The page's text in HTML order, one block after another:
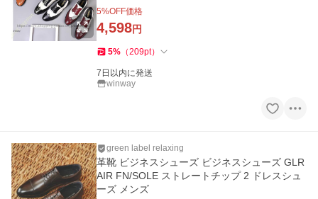
5%OFF価格
4,598円
5% （209pt）
7日以内に発送
winway
green label relaxing
革靴 ビジネスシューズ ビジネスシューズ GLR
AIR FN/SOLE ストレートチップ 2 ドレスシュ
ーズ メンズ